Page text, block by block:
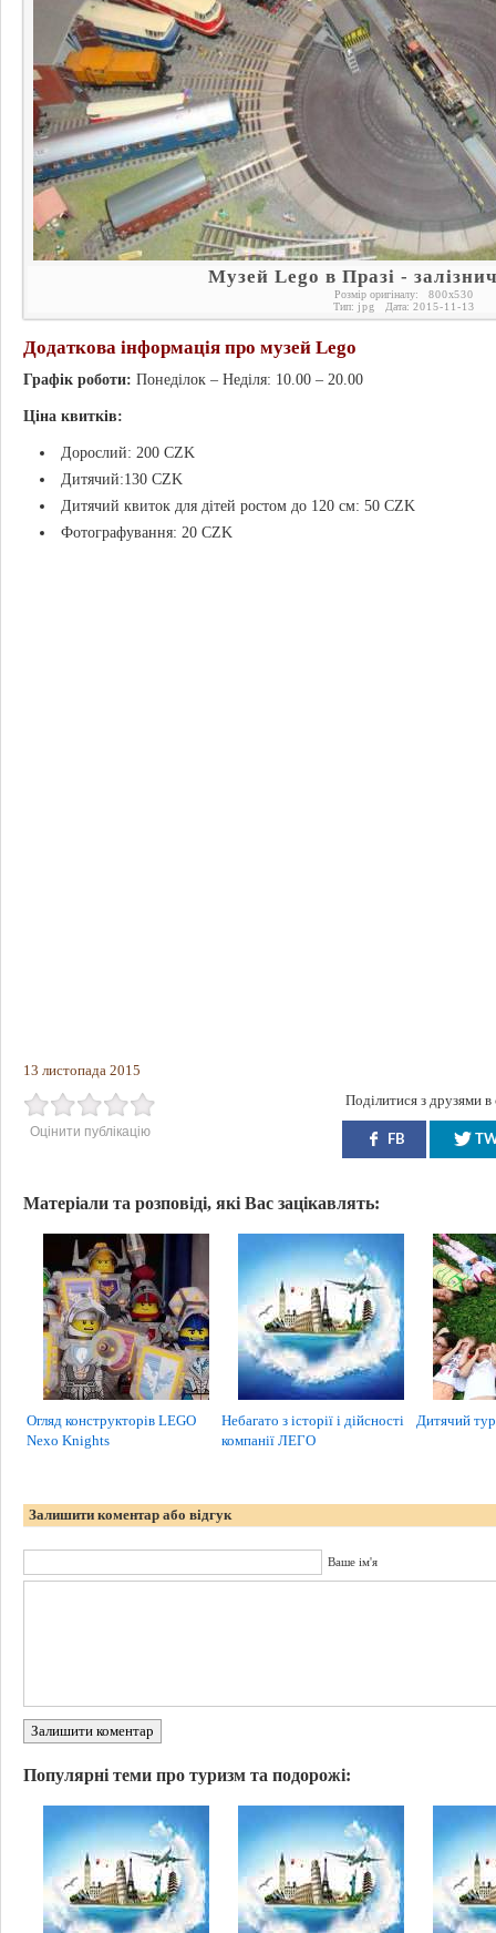
Музей Lego в Празі -
Розмір оригіналу: 800x530
Тип: jpg Дата: 2015-11-13
Додаткова інформація про музей Lego
Графік роботи: Понеділок – Неділя: 10.00 – 20.00
Ціна квитків:
Дорослий: 200 CZK
Дитячий:130 CZK
Дитячий квиток для дітей ростом до 120 см: 50 CZK
Фотографування: 20 CZK
13 листопада 2015
Оцінити публікацію
Поділитися з друзями
FB
Матеріали та розповіді, які Вас зацікавлять:
Огляд конструкторів LEGO
Nexo Knights
Небагато з історії і дійсності
компанії ЛЕГО
Дитячий
Залишити коментар або відгук
Ваше ім'я
Залишити коментар
Популярні теми про туризм та подорожі: